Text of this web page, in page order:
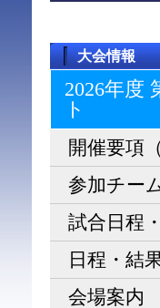
大会情報
2026年度
ト
開催要項
参加チー
試合日程
日程・結
会場案内